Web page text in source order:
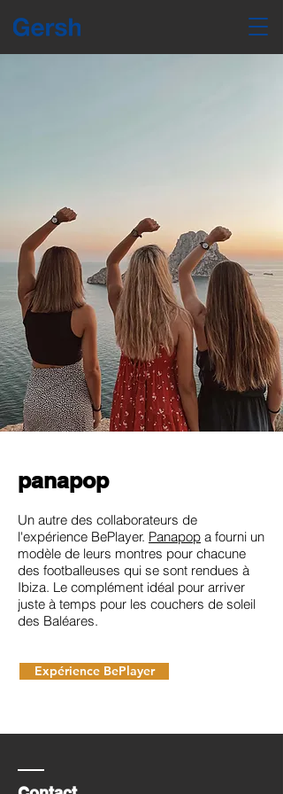
panapop
Un autre des collaborateurs de
l'expérience BePlayer. Panapop a fourni un
modèle de leurs montres pour chacune
des footballeuses qui se sont rendues à
Ibiza. Le complément idéal pour arriver
juste à temps pour les couchers de soleil
des Baléares.
Expérience BePlayer